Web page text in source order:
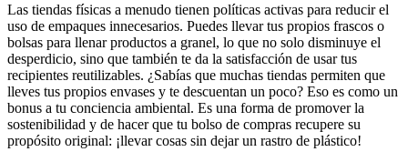
Las tiendas físicas a menudo tienen políticas activas para reducir el
uso de empaques innecesarios. Puedes llevar tus propios frascos o
bolsas para llenar productos a granel, lo que no solo disminuye el
desperdicio, sino que también te da la satisfacción de usar tus
recipientes reutilizables. ¿Sabías que muchas tiendas permiten que
lleves tus propios envases y te descuentan un poco? Eso es como un
bonus a tu conciencia ambiental. Es una forma de promover la
sostenibilidad y de hacer que tu bolso de compras recupere su
propósito original: ¡llevar cosas sin dejar un rastro de plástico!